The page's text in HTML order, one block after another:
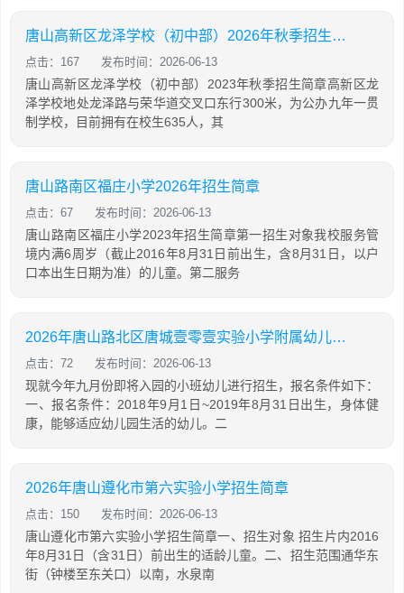
唐山高新区龙泽学校（初中部）2026年秋季招生简章
点击：167 发布时间：2026-06-13
唐山高新区龙泽学校（初中部）2023年秋季招生简章高新区龙
泽学校地处龙泽路与荣华道交叉口东行300米，为公办九年一贯
制学校，目前拥有在校生635人，其
唐山路南区福庄小学2026年招生简章
点击：67 发布时间：2026-06-13
唐山路南区福庄小学2023年招生简章第一招生对象我校服务管
境内满6周岁（截止2016年8月31日前出生，含8月31日，以户
口本出生日期为准）的儿童。第二服务
2026年唐山路北区唐城壹零壹实验小学附属幼儿园招生简章
点击：72 发布时间：2026-06-13
现就今年九月份即将入园的小班幼儿进行招生，报名条件如下：
一、报名条件：2018年9月1日~2019年8月31日出生，身体健
康，能够适应幼儿园生活的幼儿。二
2026年唐山遵化市第六实验小学招生简章
点击：150 发布时间：2026-06-13
唐山遵化市第六实验小学招生简章一、招生对象 招生片内2016
年8月31日（含31日）前出生的适龄儿童。二、招生范围通华东
街（钟楼至东关口）以南，水泉南